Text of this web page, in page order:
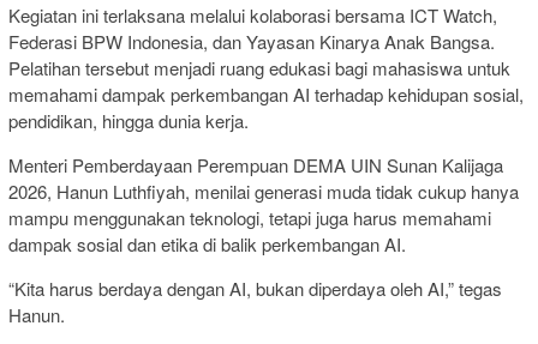
Kegiatan ini terlaksana melalui kolaborasi bersama ICT Watch,
Federasi BPW Indonesia, danYayasan Kinarya Anak Bangsa.
Pelatihan tersebut menjadi ruang edukasi bagi mahasiswa untuk
memahami dampak perkembangan AI terhadap kehidupan sosial,
pendidikan, hingga dunia kerja.
Menteri Pemberdayaan Perempuan DEMA UIN Sunan Kalijaga
2026, Hanun Luthfiyah, menilai generasi muda tidak cukup hanya
mampu menggunakan teknologi, tetapi juga harus memahami
dampak sosial dan etika di balik perkembangan AI.
“Kita harus berdaya dengan AI, bukan diperdaya oleh AI,” tegas
Hanun.